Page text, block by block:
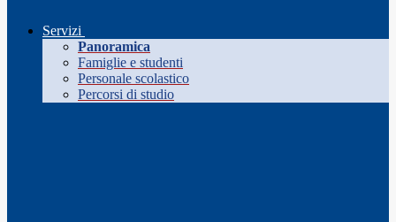
Servizi
Panoramica
Famiglie e studenti
Personale scolastico
Percorsi di studio